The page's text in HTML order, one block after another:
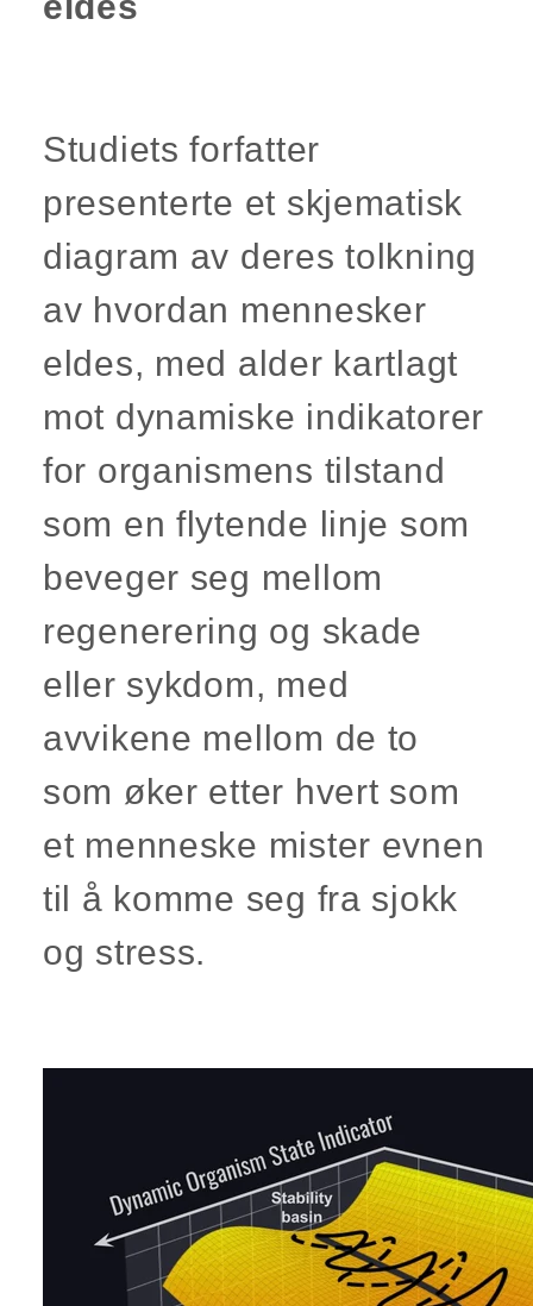
Studiets forfatter
presenterte et skjematisk
diagram av deres tolkning
av hvordan mennesker
eldes, med alder kartlagt
mot dynamiske indikatorer
for organismens tilstand
som en flytende linje som
beveger seg mellom
regenerering og skade
eller sykdom, med
avvikene mellom de to
som øker etter hvert som
et menneske mister evnen
til å komme seg fra sjokk
og stress.